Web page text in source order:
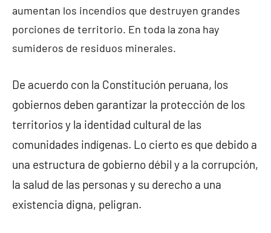
aumentan los incendios que destruyen grandes
porciones de territorio. En toda la zona hay
sumideros de residuos minerales.
De acuerdo con la Constitución peruana, los
gobiernos deben garantizar la protección de los
territorios y la identidad cultural de las
comunidades indígenas. Lo cierto es que debido a
una estructura de gobierno débil y a la corrupción,
la salud de las personas y su derecho a una
existencia digna, peligran.